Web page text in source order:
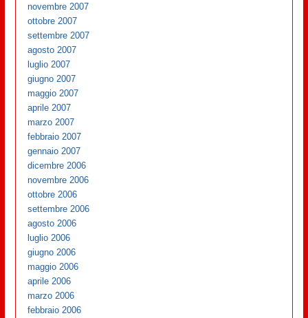
novembre 2007
ottobre 2007
settembre 2007
agosto 2007
luglio 2007
giugno 2007
maggio 2007
aprile 2007
marzo 2007
febbraio 2007
gennaio 2007
dicembre 2006
novembre 2006
ottobre 2006
settembre 2006
agosto 2006
luglio 2006
giugno 2006
maggio 2006
aprile 2006
marzo 2006
febbraio 2006